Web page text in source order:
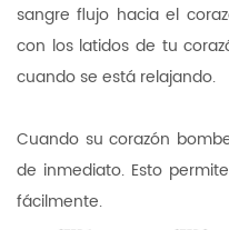
sangre flujo hacia el
con los latidos de tu
cuando se está relajando.
Cuando sucorazón
de inmediato. Esto
fácilmente.